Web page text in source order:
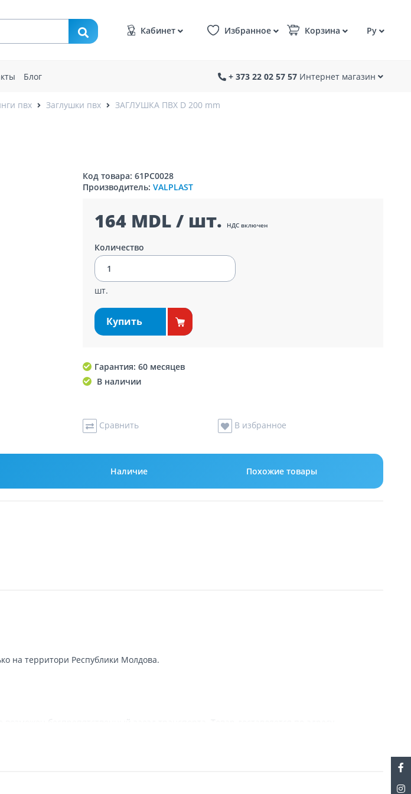
Кабинет Избранное Корзина Ру
Блог + 373 22 02 57 57 Интернет магазин
пвх Заглушки пвх ЗАГЛУШКА ПВХ D 200 mm
Код товара: 61PC0028
Производитель: VALPLAST
164 MDL / шт. НДС включен
Количество
шт.
Купить
Гарантия: 60 месяцев
В наличии
Сравнить В избранное
Наличие Похожие товары
на территори Республики Молдова.
беспрепятственный заезд транспорта. Товар доставляется по адресу